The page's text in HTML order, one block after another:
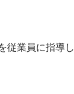
従業員に指導